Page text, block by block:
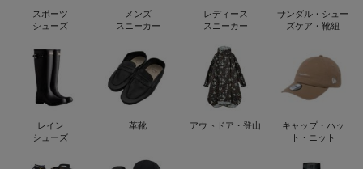
スポーツ
シューズ
メンズ
スニーカー
レディース
スニーカー
サンダル・シュー
ズケア・靴紐
レイン
シューズ
革靴 アウトドア・登山
キャップ・ハッ
ト・ニット